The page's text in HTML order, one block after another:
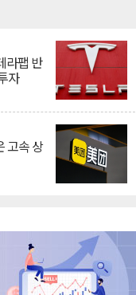
라팹 반
자
고속 상